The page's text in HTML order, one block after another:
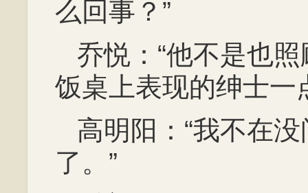
么回事？”
乔悦：“他不是也
饭桌上表现的绅士一
高明阳：“我不在
了。”